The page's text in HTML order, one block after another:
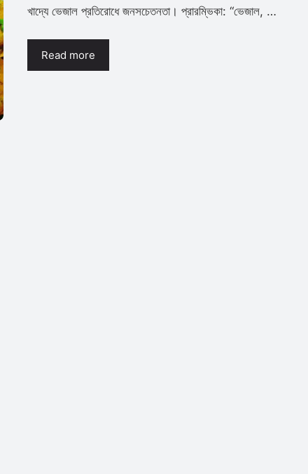
খাদ্যে ভেজাল প্রতিরোধে জনসচেতনতা। প্রারম্ভিকা: “ভেজাল, …
Read more